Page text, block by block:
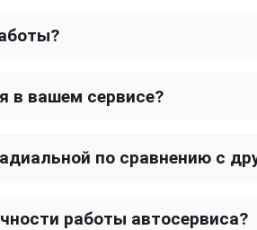
в вашем сервисе?
по сравнению с
работы автосервиса?